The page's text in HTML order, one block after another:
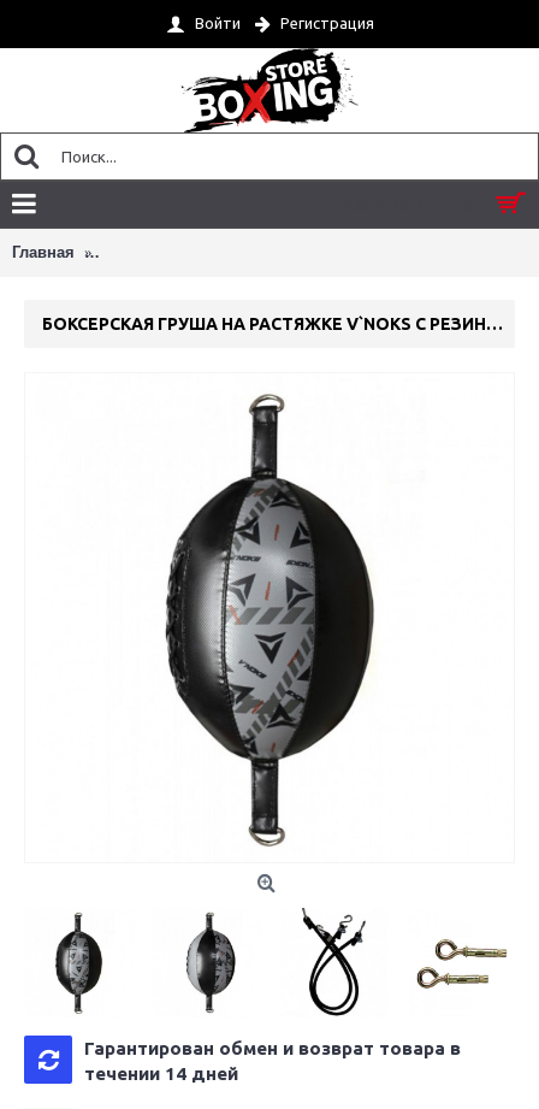
Войти Регистрация
Главная
БОКСЕРСКАЯ ГРУША НА РАСТЯЖКЕ V`NOKS С РЕЗИНОВЫМ ЖГУТОМ
Гарантирован обмен и возврат товара в
течении 14 дней